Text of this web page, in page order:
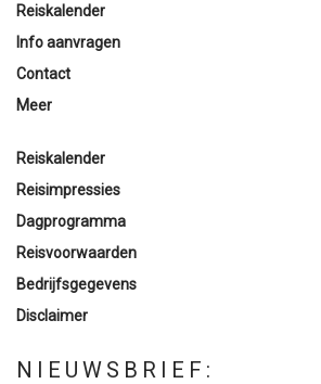
Reiskalender
Info aanvragen
Contact
Meer
Reiskalender
Reisimpressies
Dagprogramma
Reisvoorwaarden
Bedrijfsgegevens
Disclaimer
NIEUWSBRIEF: